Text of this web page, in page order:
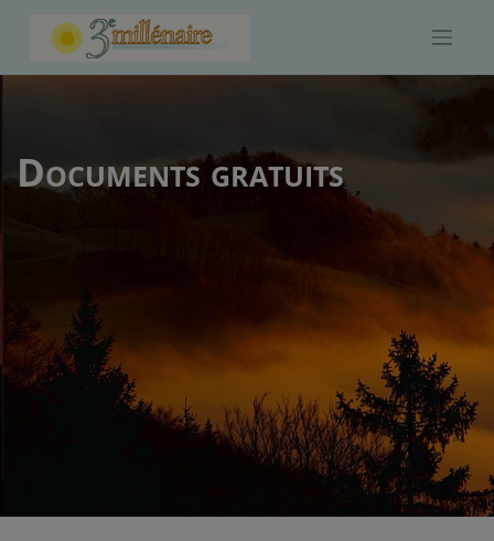
Documents gratuits